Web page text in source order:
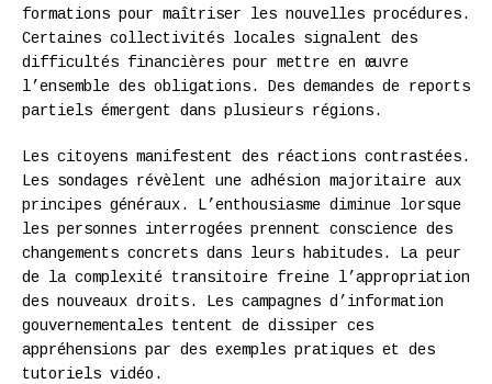
formations pour maîtriser les nouvelles procédures.
Certaines collectivités locales signalent des
difficultés financières pour mettre en œuvre
l’ensemble des obligations. Des demandes de reports
partiels émergent dans plusieurs régions.
Les citoyens manifestent des réactions contrastées.
Les sondages révèlent une adhésion majoritaire aux
principes généraux. L’enthousiasme diminue lorsque
les personnes interrogées prennent conscience des
changements concrets dans leurs habitudes. La peur
de la complexité transitoire freine l’appropriation
des nouveaux droits. Les campagnes d’information
gouvernementales tentent de dissiper ces
appréhensions par des exemples pratiques et des
tutoriels vidéo.